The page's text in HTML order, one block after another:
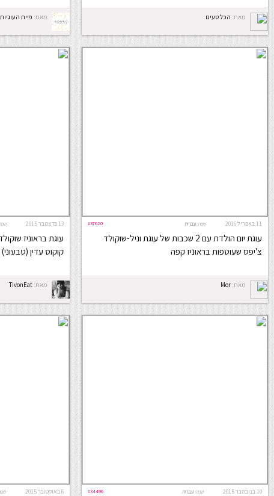
מאת: הכל טעים מאת: פיית העוגיות
11 באפריל 2016 #37620 שפה: עברית
עוגת יום הולדת עם 2 שכבות של עוגת וניל-שוקולד
צ'יפס שעוטפות בראוניז קפה
מאת: Mor
13 בדצמבר 2015
עוגת בראוניז
קוקוס עדין (טבעוני)
מאת: TivonEat
10 בנובמבר 2015 #34496 שפה: עברית 6 באוקטובר 2015